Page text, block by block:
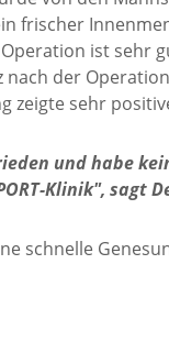
frischer
ist sehr
der
zeigte sehr
und habe
Klinik", sagt
schnelle